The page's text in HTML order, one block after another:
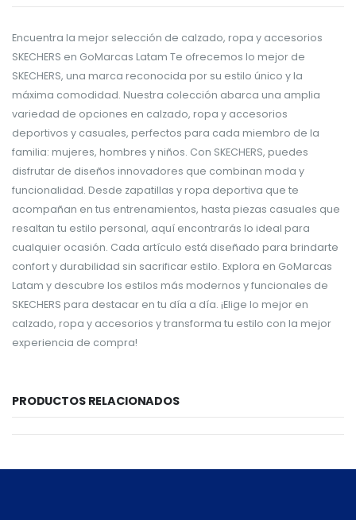
Encuentra la mejor selección de calzado, ropa y accesorios
SKECHERS en GoMarcas Latam Te ofrecemos lo mejor de
SKECHERS, una marca reconocida por su estilo único y la
máxima comodidad. Nuestra colección abarca una amplia
variedad de opciones en calzado, ropa y accesorios
deportivos y casuales, perfectos para cada miembro de la
familia: mujeres, hombres y niños. Con SKECHERS, puedes
disfrutar de diseños innovadores que combinan moda y
funcionalidad. Desde zapatillas y ropa deportiva que te
acompañan en tus entrenamientos, hasta piezas casuales que
resaltan tu estilo personal, aquí encontrarás lo ideal para
cualquier ocasión. Cada artículo está diseñado para brindarte
confort y durabilidad sin sacrificar estilo. Explora en GoMarcas
Latam y descubre los estilos más modernos y funcionales de
SKECHERS para destacar en tu día a día. ¡Elige lo mejor en
calzado, ropa y accesorios y transforma tu estilo con la mejor
experiencia de compra!
PRODUCTOS RELACIONADOS